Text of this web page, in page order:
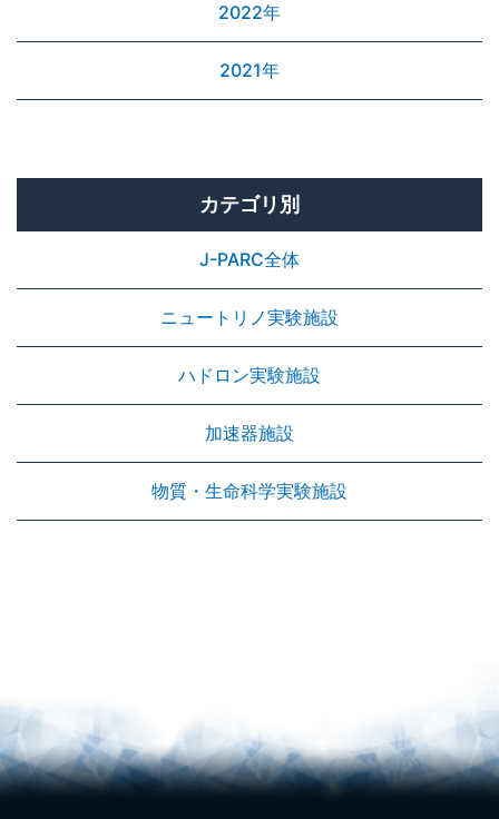
2022年
2021年
カテゴリ別
J-PARC全体
ニュートリノ実験施設
ハドロン実験施設
加速器施設
物質・生命科学実験施設